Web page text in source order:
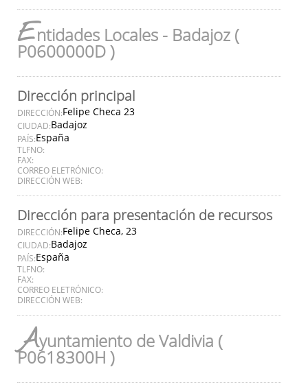
Entidades Locales - Badajoz (
P0600000D )
Dirección principal
DIRECCIÓN:Felipe Checa 23
CIUDAD:Badajoz
PAÍS:España
TLFNO:
FAX:
CORREO ELETRÓNICO:
DIRECCIÓN WEB:
Dirección para presentación de recursos
DIRECCIÓN:Felipe Checa, 23
CIUDAD:Badajoz
PAÍS:España
TLFNO:
FAX:
CORREO ELETRÓNICO:
DIRECCIÓN WEB:
Ayuntamiento de Valdivia (
P0618300H )